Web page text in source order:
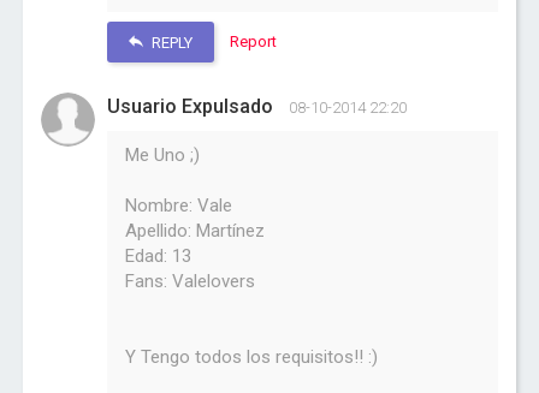
REPLY Report
Usuario Expulsado 08-10-2014 22:20
Me Uno ;)
Nombre: Vale
Apellido: Martínez
Edad: 13
Fans: Valelovers
Y Tengo todos los requisitos!! :)